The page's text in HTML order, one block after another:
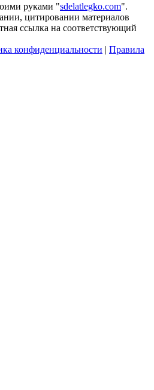
руками "sdelatlegko.com".
цитировании материалов
ссылка на соответствующий
конфиденциальности | Правила